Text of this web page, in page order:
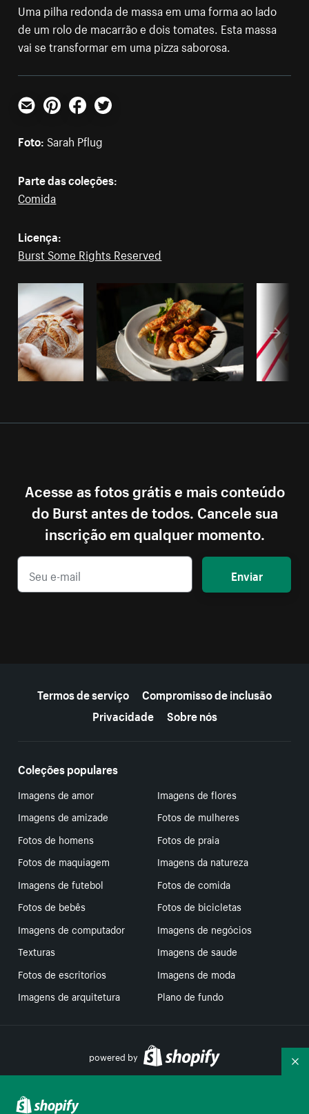
Uma pilha redonda de massa em uma forma ao lado
de um rolo de macarrão e dois tomates. Esta massa
vai se transformar em uma pizza saborosa.
E-mailPinterestFacebookTwitter
Foto: Sarah Pflug
Parte das coleções:
Comida
Licença:
Burst Some Rights Reserved
Acesse as fotos grátis e mais conteúdo
do Burst antes de todos. Cancele sua
inscrição em qualquer momento.
Enviar
Termos de serviço
Compromisso de inclusão
Privacidade
Sobre nós
Coleções populares
Imagens de amor
Imagens de flores
Imagens de amizade
Fotos de mulheres
Fotos de homens
Fotos de praia
Fotos de maquiagem
Imagens da natureza
Imagens de futebol
Fotos de comida
Fotos de bebês
Fotos de bicicletas
Imagens de computador
Imagens de negócios
Texturas
Imagens de saude
Fotos de escritorios
Imagens de moda
Imagens de arquitetura
Plano de fundo
powered by